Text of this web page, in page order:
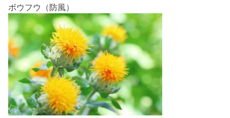
ボウフウ（防風）